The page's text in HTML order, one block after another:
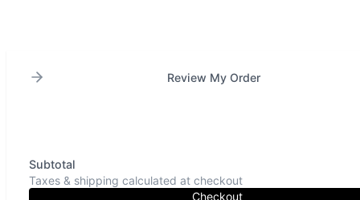
Review My Order
Subtotal
Taxes & shipping calculated at checkout
Checkout